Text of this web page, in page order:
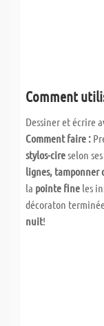
Comment
Dessiner et écrire
Comment faire :
stylos-cireselon
lignes, tamponner
la pointe fine les
décoraton
nuit!